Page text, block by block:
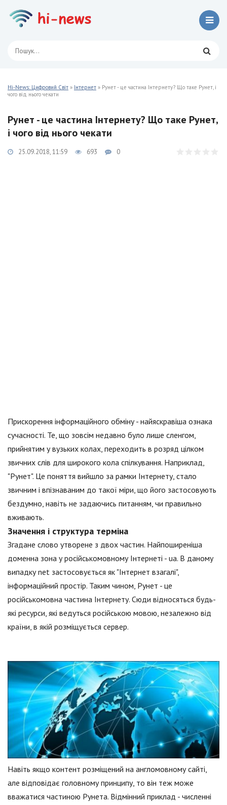
Hi-News: Цифровий Світ » Інтернет » Рунет - це частина Інтернету? Що таке Рунет, і
чого від нього чекати
Рунет - це частина Інтернету? Що таке Рунет,
і чого від нього чекати
25.09.2018, 11:59 693 0
Прискорення інформаційного обміну - найяскравіша ознака
сучасності. Те, що зовсім недавно було лише сленгом,
прийнятим у вузьких колах, переходить в розряд цілком
звичних слів для широкого кола спілкування. Наприклад,
"Рунет". Це поняття вийшло за рамки Інтернету, стало
звичним і впізнаваним до такої міри, що його застосовують
бездумно, навіть не задаючись питанням, чи правильно
вживають.
Значення і структура терміна
Згадане слово утворене з двох частин. Найпоширеніша
доменна зона у російськомовному Інтернеті - ua. В даному
випадку net застосовується як "Інтернет взагалі",
інформаційний простір. Таким чином, Рунет - це
російськомовна частина Інтернету. Сюди відносяться будь-
які ресурси, які ведуться російською мовою, незалежно від
країни, в якій розміщується сервер.
Навіть якщо контент розміщений на англомовному сайті,
але відповідає головному принципу, то він теж може
вважатися частиною Рунета. Відмінний приклад - численні